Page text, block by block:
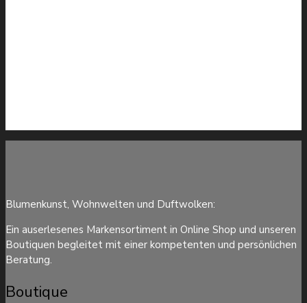
Blumenkunst, Wohnwelten und Duftwolken:
Ein auserlesenes Markensortiment in Online Shop und unseren
Boutiquen begleitet mit einer kompetenten und persönlichen
Beratung.
Boutique